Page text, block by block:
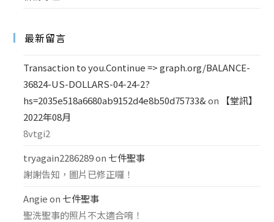
最新留言
Transaction to you.Continue => graph.org/BALANCE-
36824-US-DOLLARS-04-24-2?
hs=2035e518a6680ab9152d4e8b50d75733& on
【堂訊】
2022年08月
8vtgi2
tryagain2286289on 七件聖事
謝謝告知，圖片已修正囉！
Angie on 七件聖事
聖洗聖事的照片不太適合唷！